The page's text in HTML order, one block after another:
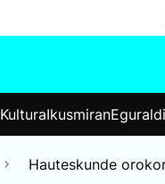
Hauteskundeak
KulturaIkusmiran
Hauteskunde